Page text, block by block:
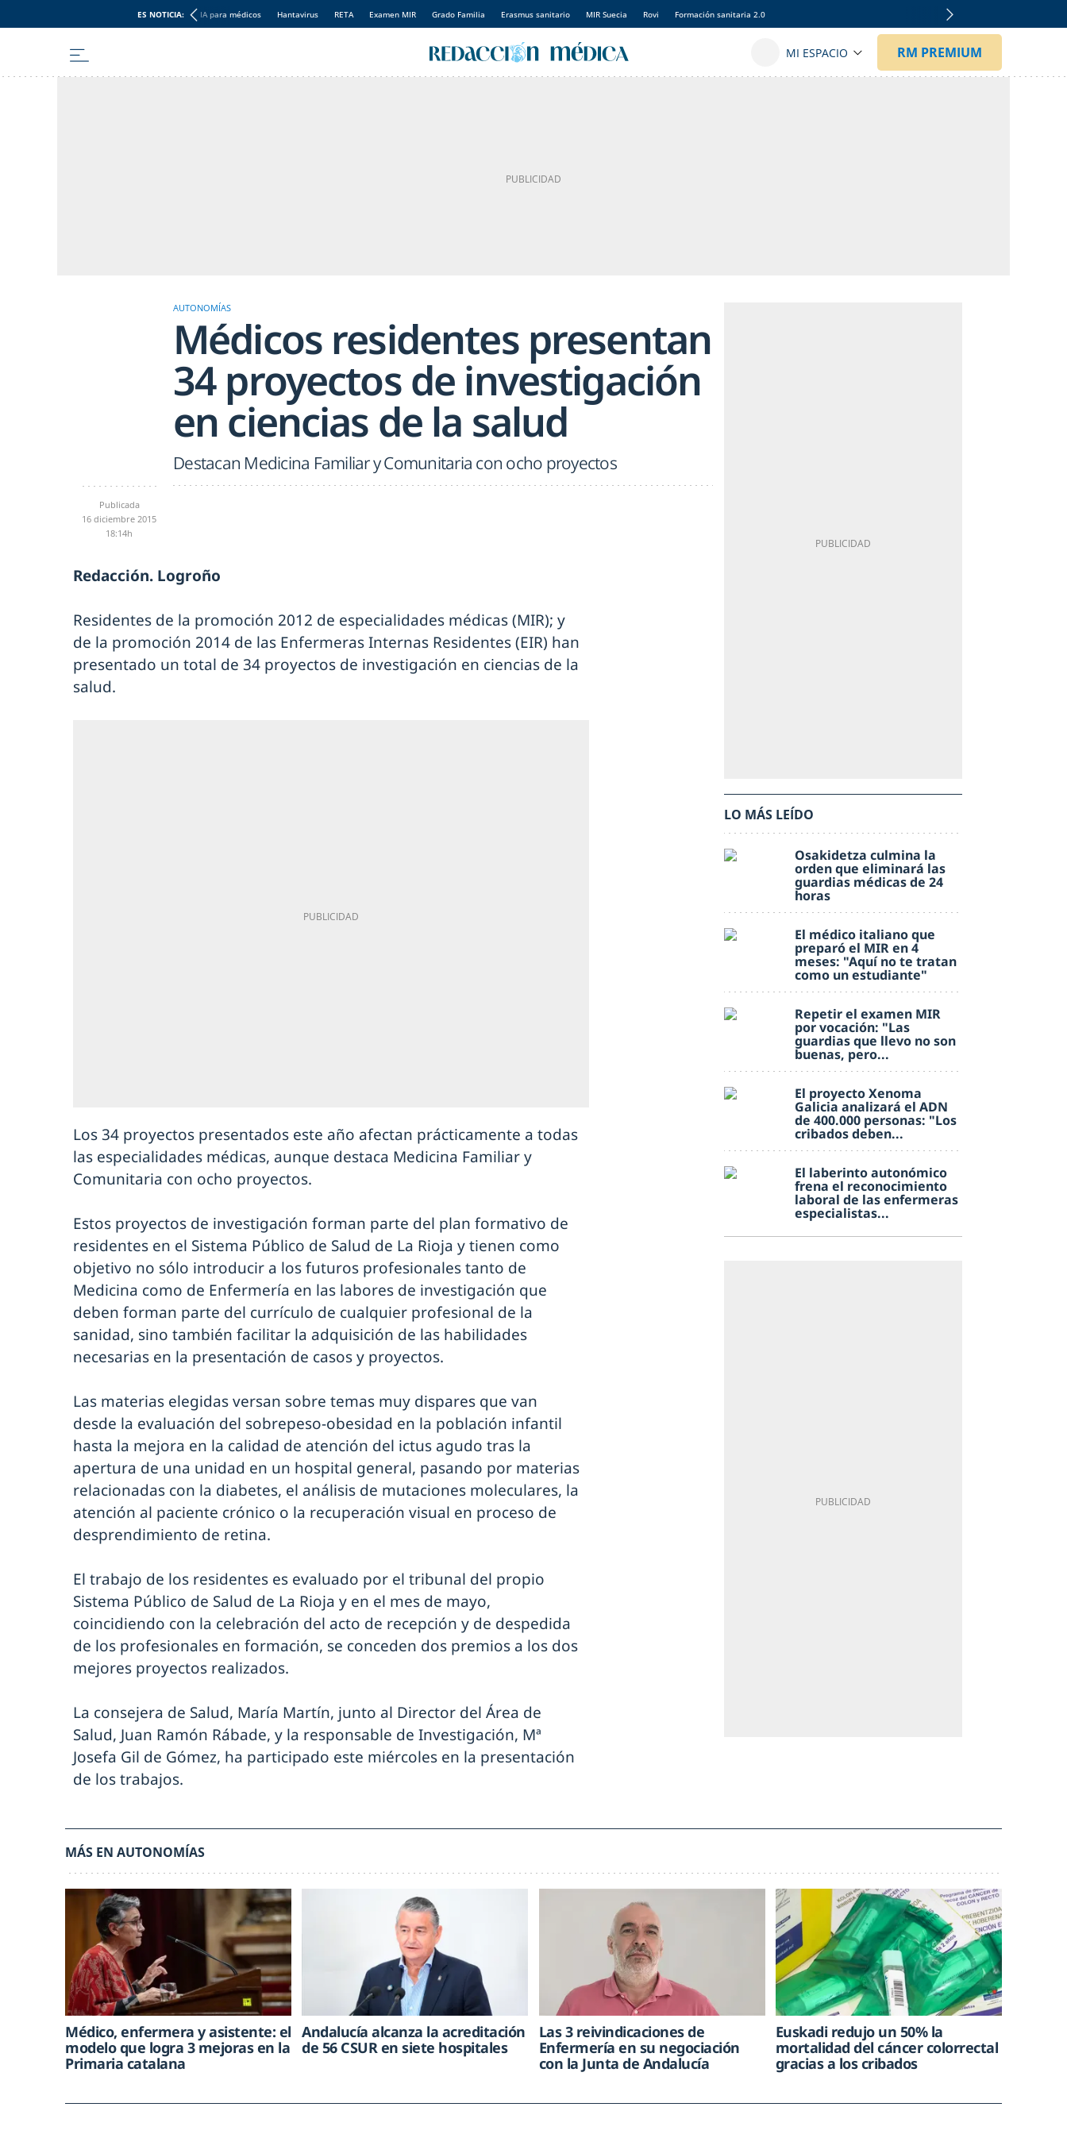
ES NOTICIA: IA para médicos Hantavirus RETA Examen MIR Grado Familia Erasmus sanitario MIR Suecia Rovi Formación sanitaria 2.0
AUTONOMÍAS
Médicos residentes presentan
34 proyectos de investigación
en ciencias de la salud
Destacan Medicina Familiar y Comunitaria con ocho proyectos
Publicada
16 diciembre 2015
18:14h
Redacción. Logroño
Residentes de la promoción 2012 de especialidades médicas (MIR); y
de la promoción 2014 de las Enfermeras Internas Residentes (EIR) han
presentado un total de 34 proyectos de investigación en ciencias de la
salud.
Los 34 proyectos presentados este año afectan prácticamente a todas
las especialidades médicas, aunque destaca Medicina Familiar y
Comunitaria con ocho proyectos.
Estos proyectos de investigación forman parte del plan formativo de
residentes en el Sistema Público de Salud de La Rioja y tienen como
objetivo no sólo introducir a los futuros profesionales tanto de
Medicina como de Enfermería en las labores de investigación que
deben forman parte del currículo de cualquier profesional de la
sanidad, sino también facilitar la adquisición de las habilidades
necesarias en la presentación de casos y proyectos.
Las materias elegidas versan sobre temas muy dispares que van
desde la evaluación del sobrepeso-obesidad en la población infantil
hasta la mejora en la calidad de atención del ictus agudo tras la
apertura de una unidad en un hospital general, pasando por materias
relacionadas con la diabetes, el análisis de mutaciones moleculares, la
atención al paciente crónico o la recuperación visual en proceso de
desprendimiento de retina.
El trabajo de los residentes es evaluado por el tribunal del propio
Sistema Público de Salud de La Rioja y en el mes de mayo,
coincidiendo con la celebración del acto de recepción y de despedida
de los profesionales en formación, se conceden dos premios a los dos
mejores proyectos realizados.
La consejera de Salud, María Martín, junto al Director del Área de
Salud, Juan Ramón Rábade, y la responsable de Investigación, Mª
Josefa Gil de Gómez, ha participado este miércoles en la presentación
de los trabajos.
LO MÁS LEÍDO
Osakidetza culmina la
orden que eliminará las
guardias médicas de 24
horas
El médico italiano que
preparó el MIR en 4
meses: "Aquí no te tratan
como un estudiante"
Repetir el examen MIR
por vocación: "Las
guardias que llevo no son
buenas, pero...
El proyecto Xenoma
Galicia analizará el ADN
de 400.000 personas: "Los
cribados deben...
El laberinto autonómico
frena el reconocimiento
laboral de las enfermeras
especialistas...
MÁS EN AUTONOMÍAS
Médico, enfermera y asistente: el
modelo que logra 3 mejoras en la
Primaria catalana
Andalucía alcanza la acreditación
de 56 CSUR en siete hospitales
Las 3 reivindicaciones de
Enfermería en su negociación
con la Junta de Andalucía
Euskadi redujo un 50% la
mortalidad del cáncer colorrectal
gracias a los cribados